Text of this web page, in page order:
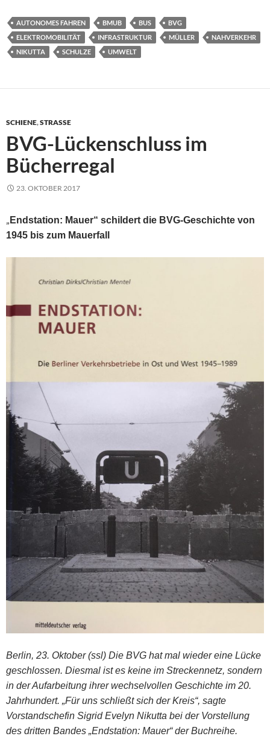
AUTONOMES FAHREN BMUB BUS
BVG
ELEKTROMOBILITÄT
INFRASTRUKTUR MÜLLER
NAHVERKEHR
NIKUTTA
SCHULZE UMWELT
SCHIENE,STRASSE
BVG-Lückenschluss im
Bücherregal
23. OKTOBER 2017
Endstation: Mauer“ schildert die BVG-Geschichte von
1945 bis zum Mauerfall
Berlin, 23. Oktober (ssl) Die BVG hat mal wieder eine Lücke
geschlossen. Diesmal ist es keine im Streckennetz, sondern
in der Aufarbeitung ihrer wechselvollen Geschichte im 20.
Jahrhundert. „Für uns schließt sich der Kreis“, sagte
Vorstandschefin Sigrid Evelyn Nikutta bei der Vorstellung
des dritten Bandes „Endstation: Mauer“ der Buchreihe.